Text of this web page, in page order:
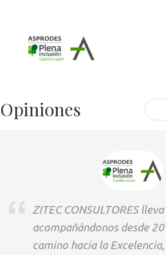
Opiniones
ZITEC CONSULTORES lleva
acompañándonos desde
camino hacia la